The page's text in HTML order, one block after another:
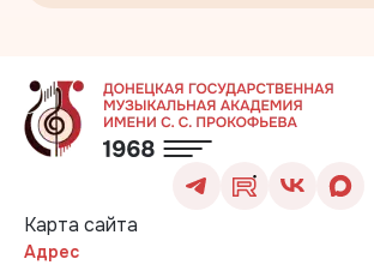
Карта сайта
Адрес